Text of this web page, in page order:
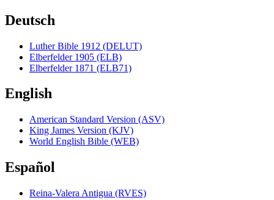
Deutsch
Luther Bible 1912 (DELUT)
Elberfelder 1905 (ELB)
Elberfelder 1871 (ELB71)
English
American Standard Version (ASV)
King James Version (KJV)
World English Bible (WEB)
Español
Reina-Valera Antigua (RVES)